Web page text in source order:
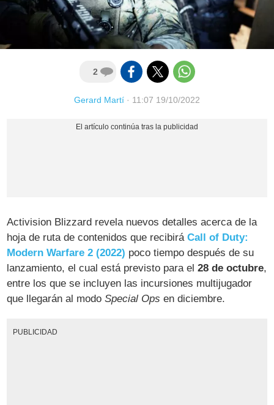
2
Gerard Martí · 11:07 19/10/2022
Activision Blizzard revela nuevos detalles acerca de la
hoja de ruta de contenidos que recibiráCall of Duty:
Modern Warfare 2 (2022) poco tiempo después de su
lanzamiento, el cual está previsto para el28 de octubre,
entre los que se incluyen las incursiones multijugador
que llegarán al modoSpecial Ops en diciembre.
PUBLICIDAD